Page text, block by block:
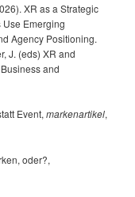
XR as a Strategic
Emerging
Agency Positioning.
J. (eds) XR and
and
Event,markenartikel,
oder?,